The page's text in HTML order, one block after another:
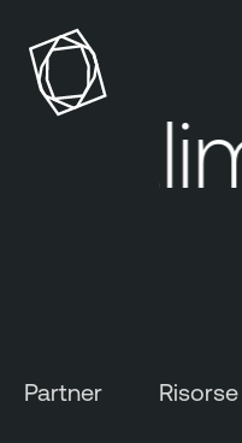
a
b
l
Partner Risorse